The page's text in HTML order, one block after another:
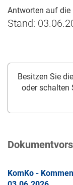
Antworten auf die
Stand:
Besitzen Sie
oder schalten
KomKo -